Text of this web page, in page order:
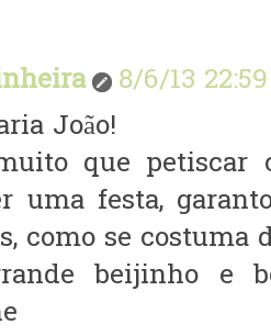
8/6/13 22:59
João!
que petiscar
uma festa,
como se costuma
beijinho e